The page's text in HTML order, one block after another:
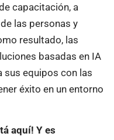
capacitación, a
las personas y
resultado, las
basadas en IA
sus equipos con las
éxito en un entorno
aquí! Y es